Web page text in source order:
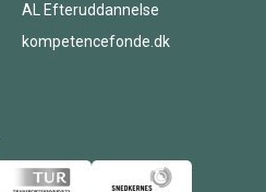
AL Efteruddannelse
kompetencefonde.dk